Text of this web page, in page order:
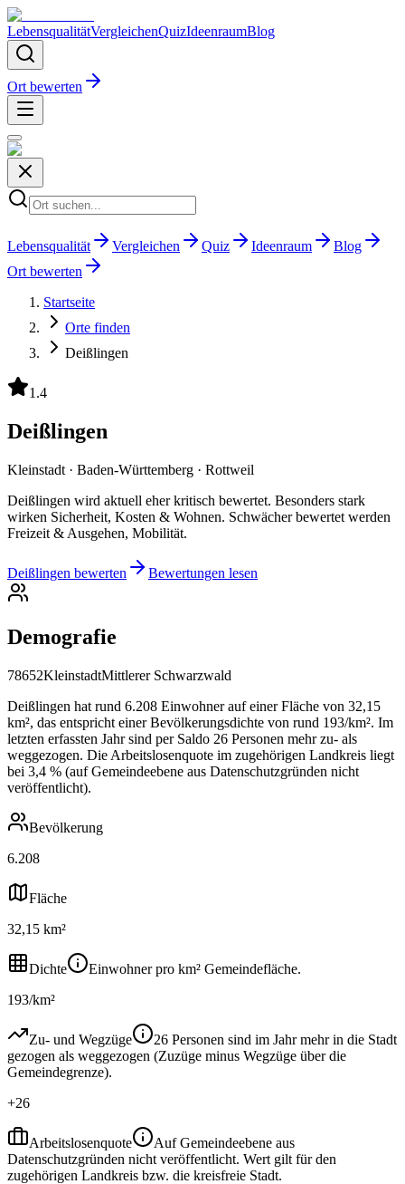
LebensqualitätVergleichenQuizIdeenraumBlog
Ort bewerten
Lebensqualität Vergleichen Quiz Ideenraum
Blog
Ort bewerten
Startseite
Orte finden
Deißlingen
1.4
Deißlingen
Kleinstadt · Baden-Württemberg · Rottweil
Deißlingen wird aktuell eher kritisch bewertet. Besonders stark
wirken Sicherheit, Kosten & Wohnen. Schwächer bewertet werden
Freizeit & Ausgehen, Mobilität.
Deißlingen bewerten Bewertungen lesen
Demografie
78652KleinstadtMittlerer Schwarzwald
Deißlingen hat rund 6.208 Einwohner auf einer Fläche von 32,15
km², das entspricht einer Bevölkerungsdichte von rund 193/km². Im
letzten erfassten Jahr sind per Saldo 26 Personen mehr zu- als
weggezogen. Die Arbeitslosenquote im zugehörigen Landkreis liegt
bei 3,4 % (auf Gemeindeebene aus Datenschutzgründen nicht
veröffentlicht).
Bevölkerung
6.208
Fläche
32,15 km²
Dichte
Einwohner pro km² Gemeindefläche.
193/km²
Zu- und Wegzüge
26 Personen sind im Jahr mehr in die Stadt
gezogen als weggezogen (Zuzüge minus Wegzüge über die
Gemeindegrenze).
+26
Arbeitslosenquote
Auf Gemeindeebene aus
Datenschutzgründen nicht veröffentlicht. Wert gilt für den
zugehörigen Landkreis bzw. die kreisfreie Stadt.